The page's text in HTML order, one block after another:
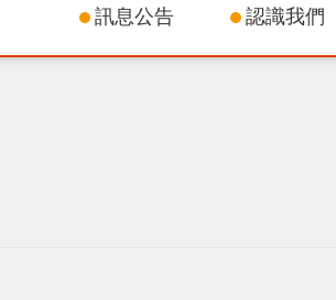
訊息公告 認識我們